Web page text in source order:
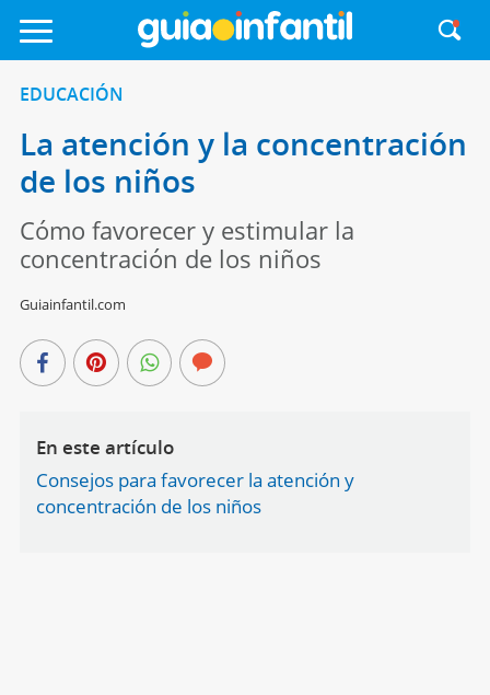
EDUCACIÓN
La atención y la concentración
de los niños
Cómo favorecer y estimular la
concentración de los niños
Guiainfantil.com
En este artículo
Consejos para favorecer la atención y
concentración de los niños